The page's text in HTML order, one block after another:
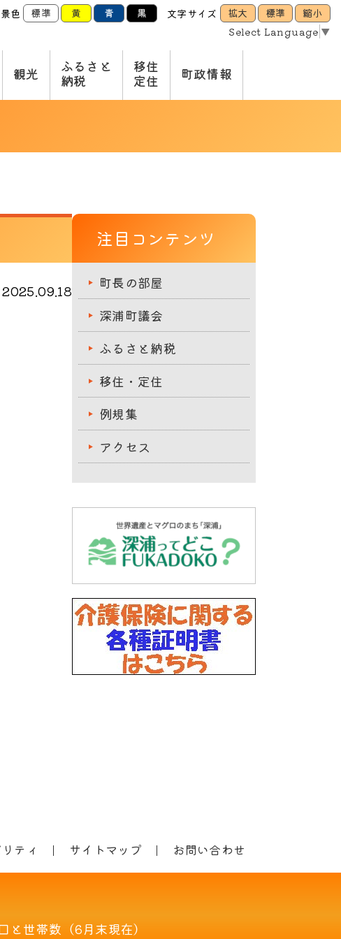
色 標準 黄 青 黒 文字サイズ 拡大 標準
縮小
Select Language ▼
観光
ふるさと
納税
移住
定住
町政情報
2025.09.18
注目コンテンツ
町長の部屋
深浦町議会
ふるさと納税
移住・定住
例規集
アクセス
ティ サイトマップ お問い合わせ
と世帯数（6月末現在）